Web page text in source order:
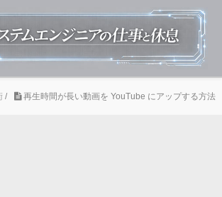
/ 再生時間が長い動画を YouTube にアップする方法